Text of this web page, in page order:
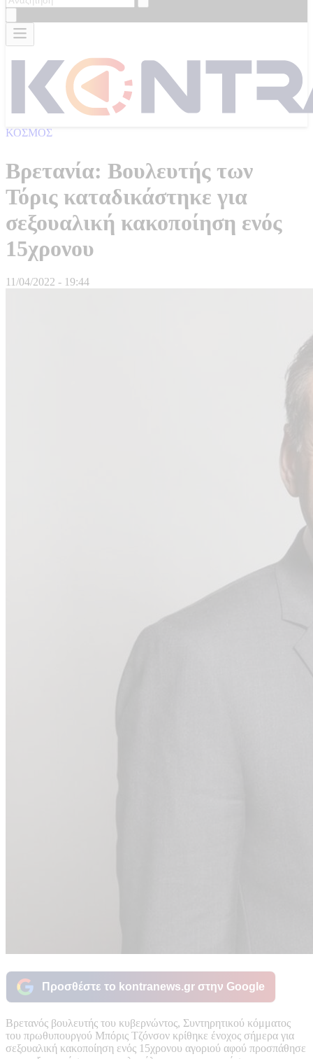
ΚΟΣΜΟΣ
Βρετανία: Βουλευτής των
Τόρις καταδικάστηκε για
σεξουαλική κακοποίηση ενός
15χρονου
11/04/2022 - 19:44
Προσθέστε το kontranews.gr στην Google
Βρετανός βουλευτής του κυβερνώντος, Συντηρητικού κόμματος
του πρωθυπουργού Μπόρις Τζόνσον κρίθηκε ένοχος σήμερα για
σεξουαλική κακοποίηση ενός 15χρονου αγοριού αφού προσπάθησε